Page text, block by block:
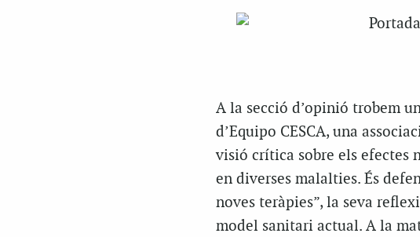
A la secció d’opinió trobem
d’Equipo CESCA, una
visió crítica sobre els efectes
en diverses malalties. És
noves teràpies”, la seva
model sanitari actual. A la